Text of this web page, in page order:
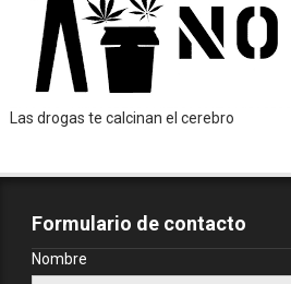
Las drogas te calcinan el cerebro
Formulario de contacto
Nombre